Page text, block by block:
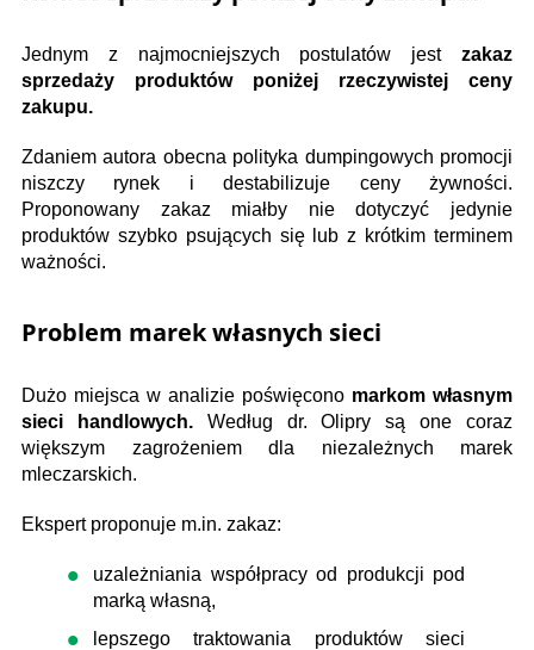
Jednym z najmocniejszych postulatów jest zakaz
sprzedaży produktów poniżej rzeczywistej ceny
zakupu.
Zdaniem autora obecna polityka dumpingowych promocji
niszczy rynek i destabilizuje ceny żywności.
Proponowany zakaz miałby nie dotyczyć jedynie
produktów szybko psujących się lub z krótkim terminem
ważności.
Problem marek własnych sieci
Dużo miejsca w analizie poświęcono markom własnym
sieci handlowych.Według dr. Olipry są one coraz
większym zagrożeniem dla niezależnych marek
mleczarskich.
Ekspert proponuje m.in. zakaz:
uzależniania współpracy od produkcji pod
marką własną,
lepszego traktowania produktów sieci